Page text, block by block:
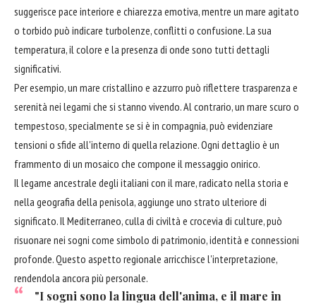
suggerisce pace interiore e chiarezza emotiva, mentre un mare agitato
o torbido può indicare turbolenze, conflitti o confusione. La sua
temperatura, il colore e la presenza di onde sono tutti dettagli
significativi.
Per esempio, un mare cristallino e azzurro può riflettere trasparenza e
serenità nei legami che si stanno vivendo. Al contrario, un mare scuro o
tempestoso, specialmente se si è in compagnia, può evidenziare
tensioni o sfide all'interno di quella relazione. Ogni dettaglio è un
frammento di un mosaico che compone il messaggio onirico.
Il legame ancestrale degli italiani con il mare, radicato nella storia e
nella geografia della penisola, aggiunge uno strato ulteriore di
significato. Il Mediterraneo, culla di civiltà e crocevia di culture, può
risuonare nei sogni come simbolo di patrimonio, identità e connessioni
profonde. Questo aspetto regionale arricchisce l'interpretazione,
rendendola ancora più personale.
"I sogni sono la lingua dell'anima, e il mare in